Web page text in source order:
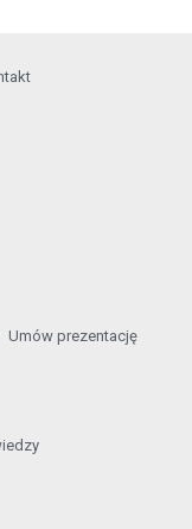
Umów prezentację